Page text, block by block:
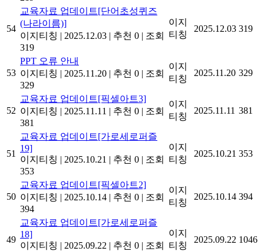
54
교육자료 업데이트[단어초성퀴즈
(나라이름)]
이지티칭 | 2025.12.03 | 추천 0 | 조회
319
이지
티칭
2025.12.03 319
53
PPT 오류 안내
이지티칭 | 2025.11.20 | 추천 0 | 조회
329
이지
티칭
2025.11.20 329
52
교육자료 업데이트[픽셀아트3]
이지티칭 | 2025.11.11 | 추천 0 | 조회
381
이지
티칭
2025.11.11 381
51
교육자료 업데이트[가로세로퍼즐
19]
이지티칭 | 2025.10.21 | 추천 0 | 조회
353
이지
티칭
2025.10.21 353
50
교육자료 업데이트[픽셀아트2]
이지티칭 | 2025.10.14 | 추천 0 | 조회
394
이지
티칭
2025.10.14 394
49
교육자료 업데이트[가로세로퍼즐
18]
이지티칭 | 2025.09.22 | 추천 0 | 조회
이지
티칭
2025.09.22 1046